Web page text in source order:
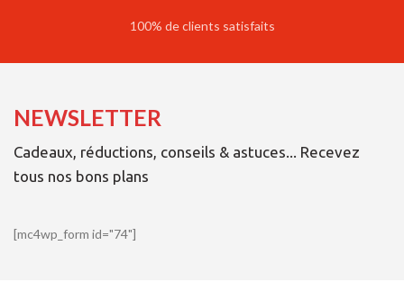
100% de clients satisfaits
NEWSLETTER
Cadeaux, réductions, conseils & astuces... Recevez
tous nos bons plans
[mc4wp_form id="74"]